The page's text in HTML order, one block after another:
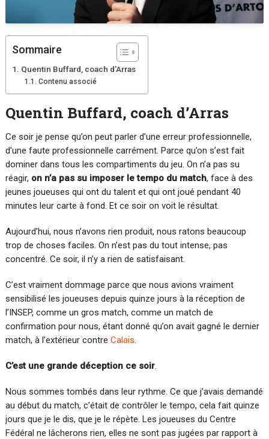
Sommaire
Quentin Buffard, coach d’Arras
Contenu associé
Quentin Buffard, coach d’Arras
Ce soir je pense qu’on peut parler d’une erreur professionnelle,
d’une faute professionnelle carrément. Parce qu’on s’est fait
dominer dans tous les compartiments du jeu. On n’a pas su
réagir, on n’a pas su imposer le tempo du match, face à des
jeunes joueuses qui ont du talent et qui ont joué pendant 40
minutes leur carte à fond. Et ce soir on voit le résultat.
Aujourd’hui, nous n’avons rien produit, nous ratons beaucoup
trop de choses faciles. On n’est pas du tout intense, pas
concentré. Ce soir, il n’y a rien de satisfaisant.
C’est vraiment dommage parce que nous avions vraiment
sensibilisé les joueuses depuis quinze jours à la réception de
l’INSEP, comme un gros match, comme un match de
confirmation pour nous, étant donné qu’on avait gagné le dernier
match, à l’extérieur contre Calais.
C’est une grande déception ce soir.
Nous sommes tombés dans leur rythme. Ce que j’avais demandé
au début du match, c’était de contrôler le tempo, cela fait quinze
jours que je le dis, que je le répète. Les joueuses du Centre
Fédéral ne lâcherons rien, elles ne sont pas jugées par rapport à